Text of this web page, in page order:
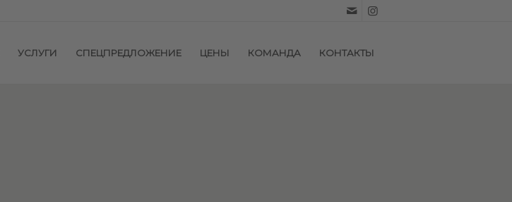
УСЛУГИ СПЕЦПРЕДЛОЖЕНИЕ ЦЕНЫ КОМАНДА КОНТАКТЫ